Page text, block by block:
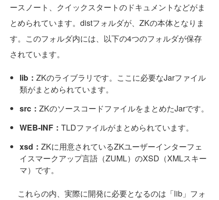
ースノート、クイックスタートのドキュメントなどがま
とめられています。distフォルダが、ZKの本体となりま
す。このフォルダ内には、以下の4つのフォルダが保存
されています。
lib： ZKのライブラリです。ここに必要なJarファイル
類がまとめられています。
src： ZKのソースコードファイルをまとめたJarです。
WEB-INF： TLDファイルがまとめられています。
xsd： ZKに用意されているZKユーザーインターフェ
イスマークアップ言語（ZUML）のXSD（XMLスキー
マ）です。
これらの内、実際に開発に必要となるのは「lib」フォ